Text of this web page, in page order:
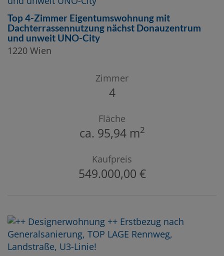
Top 4-Zimmer Eigentumswohnung mit
Dachterrassennutzung nächst Donauzentrum
und unweit UNO-City
1220 Wien
Zimmer
4
Fläche
ca. 95,94 m2
Kaufpreis
549.000,00 €